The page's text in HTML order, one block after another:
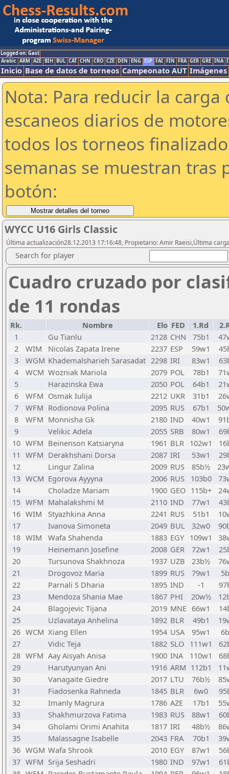
Logged on: Gast
Arabic ARM AZE BIH BUL CAT CHN CRO CZE DEN ENG ESP FAI FIN FRA GER GRE INA
Inicio Base de datos de torneos Campeonato AUT Imágenes
Nota: Para reducir la
escaneos diarios de
todos los torneos
semanas se muestran tras
botón:
WYCC U16 Girls Classic
Última actualización28.12.2013 17:16:48, Propietario: Amir Raeisi,Última
Search for player
Cuadro cruzado por
de 11 rondas
Rk. Nombre Elo FED 1.Rd
1
Gu Tianlu 2128 CHN 75b1
2
WIM Nicolas Zapata Irene 2237 ESP 59w1
3
WGM Khademalsharieh Sarasadat 2298 IRI 83w1
4
WCM Wozniak Mariola 2079 POL 78b1
5
Harazinska Ewa 2050 POL 64b1
6
WFM Osmak Iulija 2212 UKR 31b1
7
WFM Rodionova Polina 2095 RUS 67b1
8
WFM Monnisha Gk 2180 IND 40w1
9
Velikic Adela 2055 SRB 80w1
10 WFM Beinenson Katsiaryna 1961 BLR 102w1
11 WFM Derakhshani Dorsa 2087 IRI 53w1
12
Lingur Zalina 2009 RUS 85b½
13 WCM Egorova Ayyyna 2006 RUS 103b0
14
Choladze Mariam 1900 GEO 115b+
15 WFM Mahalakshmi M 2110 IND 77w1
16 WIM Styazhkina Anna 2241 RUS 51b1
17
Ivanova Simoneta 2049 BUL 32w0
18 WIM Wafa Shahenda 1883 EGY 109w1
19
Heinemann Josefine 2008 GER 72w1
20
Tursunova Shakhnoza 1937 UZB 23b½
21
Drogovoz Maria 1899 RUS 79w1
22
Parnali S Dharia 1895 IND -1
23
Mendoza Shania Mae 1867 PHI 20w½
24
Blagojevic Tijana 2019 MNE 66w1
25
Uzlavataya Anhelina 1892 BLR 49b1
26 WCM Xiang Ellen 1954 USA 95w1
27
Vidic Teja 1882 SLO 111w1
28 WFM Aay Aisyah Anisa 1900 INA 110w1
29
Harutyunyan Ani 1916 ARM 112b1
30
Vanagaite Giedre 2017 LTU 76b½
31
Fiadosenka Rahneda 1845 BLR 6w0
32
Imanly Magrura 1786 AZE 17b1
33
Shakhmurzova Fatima 1983 RUS 88w1
34
Gholami Orimi Anahita 1817 IRI 48b½
35
Malassagne Isabelle 2043 FRA 70b1
36 WGM Wafa Shrook 2010 EGY 87w1
37 WFM Srija Seshadri 1980 IND 97w1